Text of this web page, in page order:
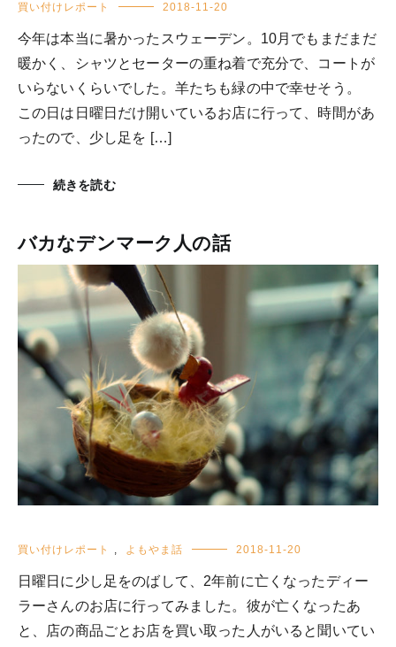
買い付けレポート 2018-11-20
今年は本当に暑かったスウェーデン。10月でもまだまだ
暖かく、シャツとセーターの重ね着で充分で、コートが
いらないくらいでした。羊たちも緑の中で幸せそう。
この日は日曜日だけ開いているお店に行って、時間があ
ったので、少し足を […]
続きを読む
バカなデンマーク人の話
買い付けレポート , よもやま話 2018-11-20
日曜日に少し足をのばして、2年前に亡くなったディー
ラーさんのお店に行ってみました。彼が亡くなったあ
と、店の商品ごとお店を買い取った人がいると聞いてい